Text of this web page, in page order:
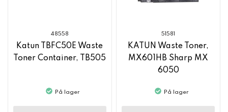
48558
Katun TBFC50E Waste
Toner Container, TB505
På lager
51581
KATUN Waste Toner,
MX601HB Sharp MX
6050
På lager